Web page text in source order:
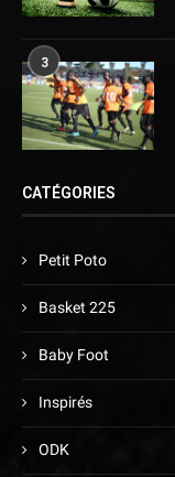
3
CATÉGORIES
Petit Poto
Basket 225
Baby Foot
Inspirés
ODK